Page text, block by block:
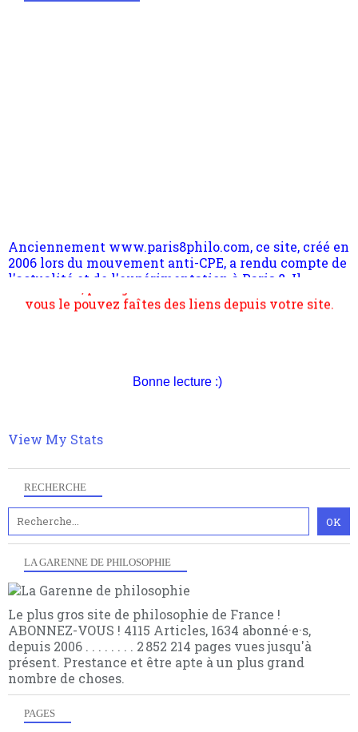
RECHERCHE
LA GARENNE DE PHILOSOPHIE
Le plus gros site de philosophie de France !
ABONNEZ-VOUS ! 4115 Articles, 1634 abonné·e·s,
depuis 2006 . . . . . . . . 2 852 214 pages vues jusqu'à
présent. Prestance et être apte à un plus grand
nombre de choses.
PAGES
l'actualité et de l'expérimentation à Paris 8. Il
s'occupe plus largement de rendre compte d'une
transformation dans les paradigmes philosophiques
suivant la pensée du Dehors ou du Surpli, omme la
nomme les métaphysiciens classique. Nous avons
contrat est la marque d'une complexité, riche de
multiples facteurs et échelles. Ce site contient des
gratuite (2 mails par mois), commentez sans
hésitation, partagez le contenu sur les réseaux et si
Bonne lecture :)
View My Stats